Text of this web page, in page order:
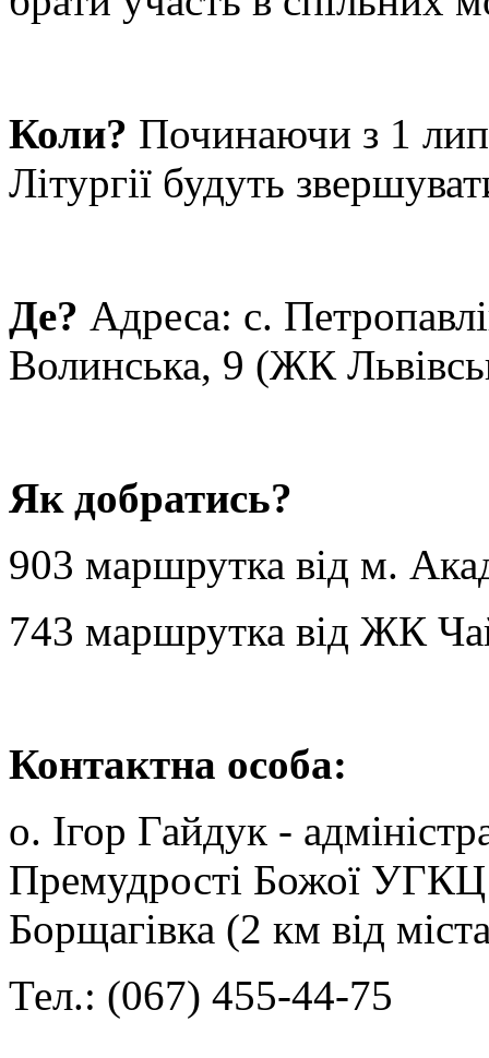
Коли? Починаючи з 1
Літургії будуть
Де? Адреса: с.
Волинська, 9 (ЖК
Як добратись?
903 маршрутка від м.
743 маршрутка від ЖК
Контактна особа:
о. Ігор Гайдук -
Премудрості Божої УГКЦ
Борщагівка (2 км від
Тел.: (067) 455-44-75